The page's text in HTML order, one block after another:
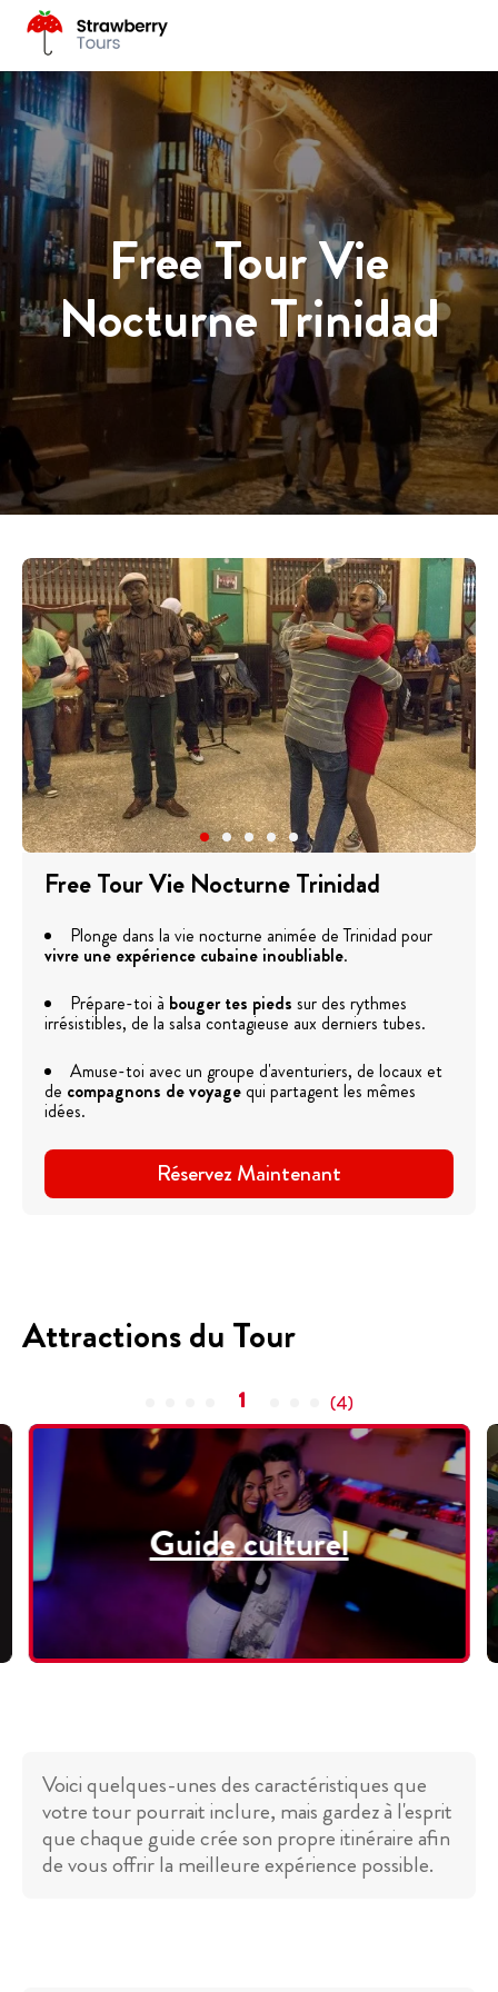
Free Tour Vie
Nocturne Trinidad
Free Tour Vie Nocturne Trinidad
Plonge dans la vie nocturne animée de Trinidad pour
vivre une expérience cubaine inoubliable.
Prépare-toi à bouger tes pieds sur des rythmes
irrésistibles, de la salsa contagieuse aux derniers tubes.
Amuse-toi avec un groupe d'aventuriers, de locaux et
de compagnons de voyagequi partagent les mêmes
idées.
Réservez Maintenant
Attractions du Tour
1 (4)
Guide culturel
Voici quelques-unes des caractéristiques que
votre tour pourrait inclure, mais gardez à l'esprit
que chaque guide crée son propre itinéraire afin
de vous offrir la meilleure expérience possible.